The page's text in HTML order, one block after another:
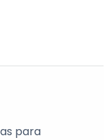
para